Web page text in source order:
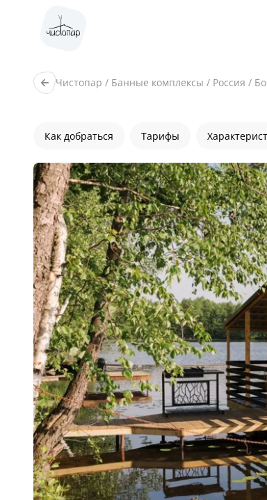
Чистопар / Банные комплексы / Россия /
Как добраться Тарифы